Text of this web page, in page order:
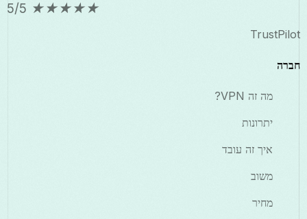
★
★
★
★
★
5/5
TrustPilot
חברה
מה זה VPN?
יתרונות
איך זה עובד
משוב
מחיר